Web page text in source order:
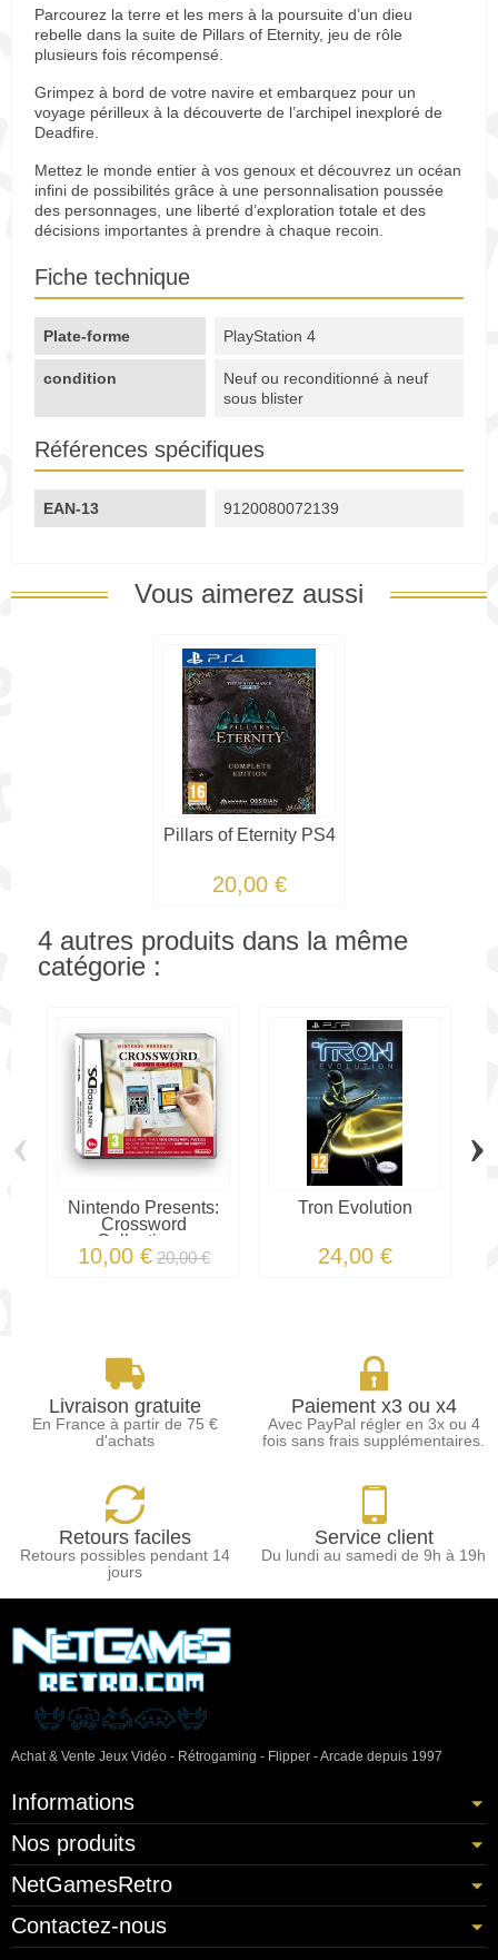
Parcourez la terre et les mers à la poursuite d’un dieu
rebelle dans la suite de Pillars of Eternity, jeu de rôle
plusieurs fois récompensé.
Grimpez à bord de votre navire et embarquez pour un
voyage périlleux à la découverte de l’archipel inexploré de
Deadfire.
Mettez le monde entier à vos genoux et découvrez un océan
infini de possibilités grâce à une personnalisation poussée
des personnages, une liberté d’exploration totale et des
décisions importantes à prendre à chaque recoin.
Fiche technique
Plate-forme PlayStation 4
condition
Neuf ou reconditionné à neuf
sous blister
Références spécifiques
EAN-13 9120080072139
Vous aimerez aussi
Pillars of Eternity PS4
20,00 €
4 autres produits dans la même
catégorie :
Nintendo Presents:
Crossword
Collection...
10,00 € 20,00 €
Tron Evolution
24,00 €
‹ ›
Livraison gratuite
En France à partir de 75 €
d'achats
Paiement x3 ou x4
Avec PayPal régler en 3x ou 4
fois sans frais supplémentaires.
Retours faciles
Retours possibles pendant 14
jours
Service client
Du lundi au samedi de 9h à 19h
Achat & Vente Jeux Vidéo - Rétrogaming - Flipper - Arcade depuis 1997
Informations
Nos produits
NetGamesRetro
Contactez-nous